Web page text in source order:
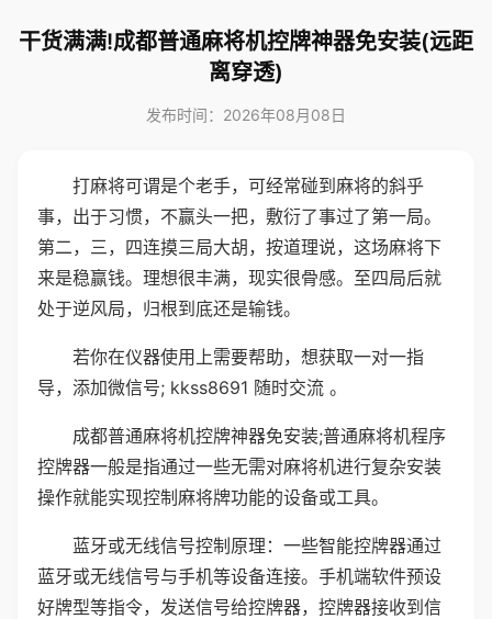
干货满满!成都普通麻将机控牌神器免安装(远距
离穿透)
发布时间：2026年08月08日
打麻将可谓是个老手，可经常碰到麻将的斜乎
事，出于习惯，不赢头一把，敷衍了事过了第一局。
第二，三，四连摸三局大胡，按道理说，这场麻将下
来是稳赢钱。理想很丰满，现实很骨感。至四局后就
处于逆风局，归根到底还是输钱。
若你在仪器使用上需要帮助，想获取一对一指
导，添加微信号; kkss8691 随时交流 。
成都普通麻将机控牌神器免安装;普通麻将机程序
控牌器一般是指通过一些无需对麻将机进行复杂安装
操作就能实现控制麻将牌功能的设备或工具。
蓝牙或无线信号控制原理：一些智能控牌器通过
蓝牙或无线信号与手机等设备连接。手机端软件预设
好牌型等指令，发送信号给控牌器，控牌器接收到信